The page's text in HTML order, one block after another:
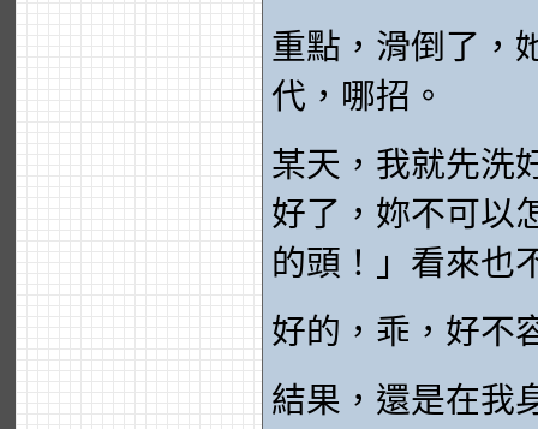
重點，滑倒了，
代，哪招。
某天，我就先洗
好了，妳不可以
的頭！」看來也
好的，乖，好不
結果，還是在我